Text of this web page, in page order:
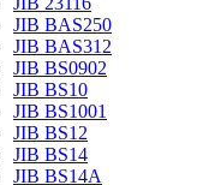
JIB BAS250
JIB BAS312
JIB BS0902
JIB BS10
JIB BS1001
JIB BS12
JIB BS14
JIB BS14А